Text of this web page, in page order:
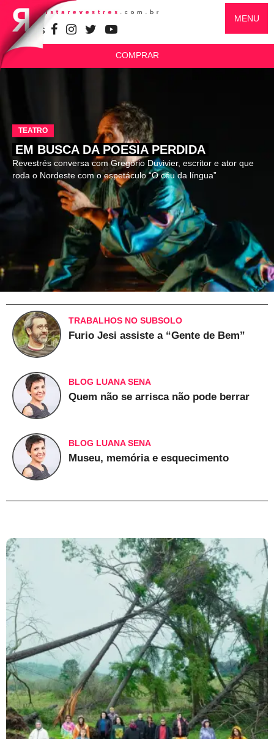
SIGA-NOS
MENU
COMPRAR
TEATRO
EM BUSCA DA POESIA PERDIDA
Revestrés conversa com Gregório Duvivier, escritor e ator que
roda o Nordeste com o espetáculo “O céu da língua”
TRABALHOS NO SUBSOLO
Furio Jesi assiste a “Gente de Bem”
BLOG LUANA SENA
Quem não se arrisca não pode berrar
BLOG LUANA SENA
Museu, memória e esquecimento